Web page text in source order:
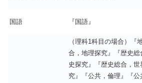
国語 『国語』
（理科1科目の場合）『
合，地理探究』『歴史総
史探究』『歴史総合，世
究』『公共，倫理』『公